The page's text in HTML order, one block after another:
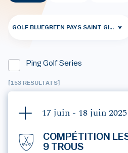
GOLF BLUEGREEN PAYS SAINT GILLES X VIE
Ping Golf Series
[153 RÉSULTATS]
17 juin - 18 juin 2025
COMPÉTITION
9 TROUS